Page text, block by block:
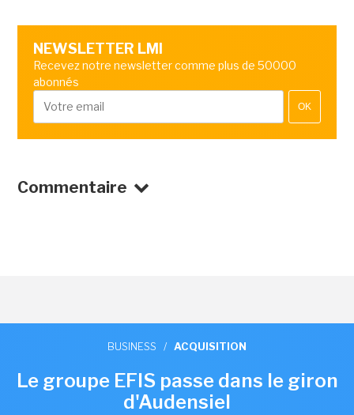
NEWSLETTER LMI
Recevez notre newsletter comme plus de 50000
abonnés
OK
Commentaire
BUSINESS / ACQUISITION
Le groupe EFIS passe dans le giron
d'Audensiel